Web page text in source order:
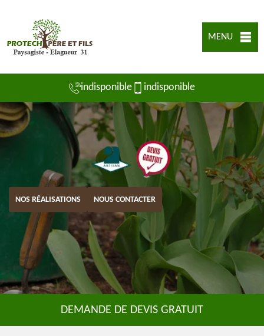
MENU
indisponible indisponible
NOS RÉALISATIONS NOUS CONTACTER
DEMANDE DE DEVIS GRATUIT